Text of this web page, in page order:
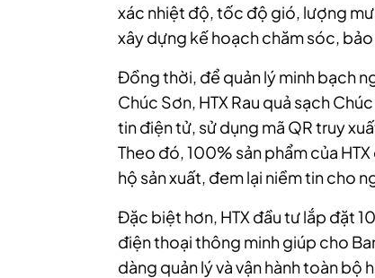
xác nhiệt độ, tốc độ gió, lượng
xây dựng kế hoạch chăm sóc, bảo
Đồng thời, để quản lý minh bạch
Chúc Sơn, HTX Rau quả sạch
tin điện tử, sử dụng mã QR truy
Theo đó, 100% sản phẩm của
hộ sản xuất, đem lại niềm tin cho
Đặc biệt hơn, HTX đầu tư lắp đặt
điện thoại thông minh giúp cho
dàng quản lý và vận hành toàn bộ